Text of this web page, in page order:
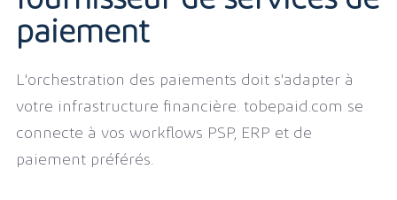
paiement
L'orchestration des paiements doit s'adapter à
votre infrastructure financière. tobepaid.com se
connecte à vos workflows PSP, ERP et de
paiement préférés.